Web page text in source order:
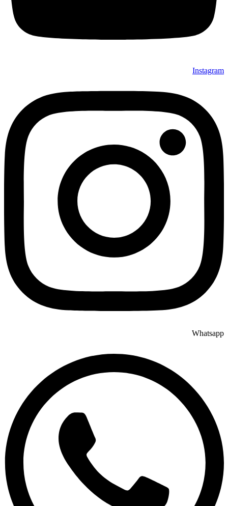
Instagram
Whatsapp